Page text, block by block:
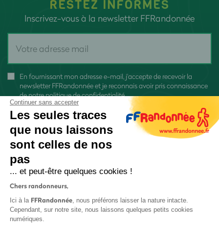
RESTEZ INFORMÉS
Inscrivez-vous à la newsletter FFRandonnée
En fournissant mon adresse e-mail, j'accepte de recevoir la
newsletter FFRandonnée et je reconnais avoir pris connaissance
denotre politique de confidentialité
Continuer sans accepter
Les seules traces
que nous laissons
sont celles de nos
pas
... et peut-être quelques cookies !
Chers randonneurs,
Ici à la FFRandonnée, nous préférons laisser la nature intacte.
Cependant, sur notre site, nous laissons quelques petits cookies
numériques.